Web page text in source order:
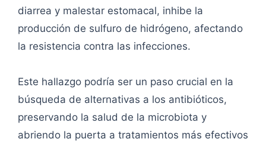
diarrea y malestar estomacal, inhibe la
producción de sulfuro de hidrógeno, afectando
la resistencia contra las infecciones.
Este hallazgo podría ser un paso crucial en la
búsqueda de alternativas a los antibióticos,
preservando la salud de la microbiota y
abriendo la puerta a tratamientos más efectivos